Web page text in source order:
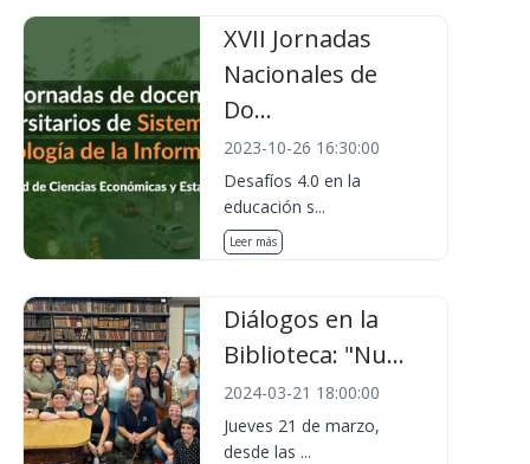
XVII Jornadas
Nacionales de
Do...
2023-10-26 16:30:00
Desafíos 4.0 en la
educación s...
Leer más
Diálogos en la
Biblioteca: "Nu...
2024-03-21 18:00:00
Jueves 21 de marzo,
desde las ...